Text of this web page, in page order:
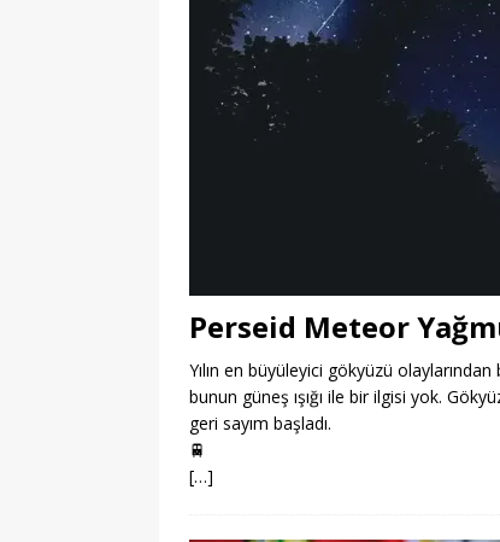
Perseid Meteor
Yılın en büyüleyici gökyüzü
bunun güneş ışığı ile bir ilgisi yok.
geri sayım başladı.
🚆
[…]